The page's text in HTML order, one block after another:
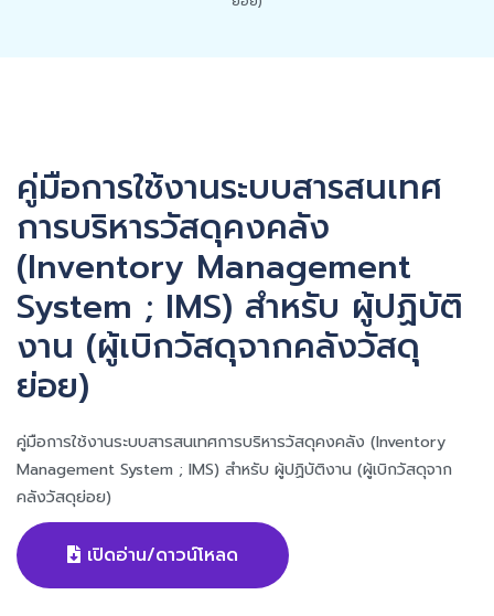
คู่มือการใช้งานระบบสารสนเทศ
การบริหารวัสดุคงคลัง
(Inventory Management
System ; IMS) สำหรับ ผู้ปฏิบัติ
งาน (ผู้เบิกวัสดุจากคลังวัสดุ
ย่อย)
คู่มือการใช้งานระบบสารสนเทศการบริหารวัสดุคงคลัง (Inventory
Management System ; IMS) สำหรับ ผู้ปฏิบัติงาน (ผู้เบิกวัสดุจาก
คลังวัสดุย่อย)
เปิดอ่าน/ดาวน์โหลด